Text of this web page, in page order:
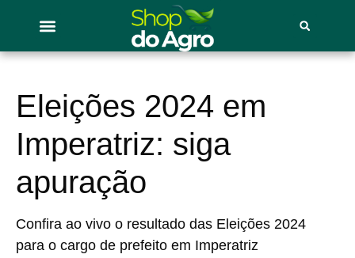
Eleições 2024 em
Imperatriz: siga
apuração
Confira ao vivo o resultado das Eleições 2024
para o cargo de prefeito em Imperatriz